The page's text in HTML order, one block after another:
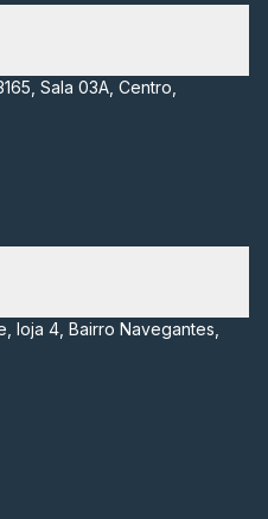
Sala 03A, Centro,
loja 4, Bairro Navegantes,